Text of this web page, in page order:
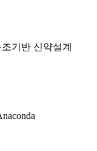
기반 신약설계